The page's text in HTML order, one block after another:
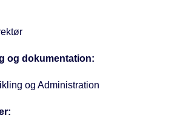
og dokumentation:
og Administration